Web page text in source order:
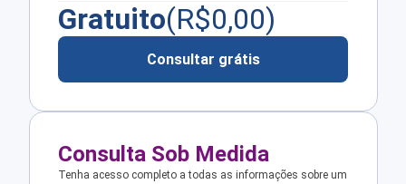
Gratuito(R$0,00)
Consultar grátis
Consulta Sob Medida
Tenha acesso completo a todas as informações sobre um